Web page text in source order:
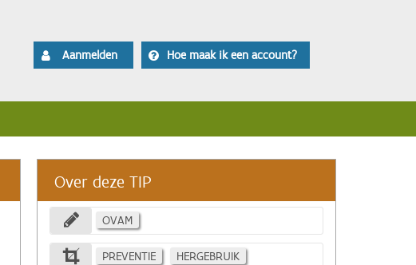
Aanmelden Hoe maak ik een account?
Over deze TIP
OVAM
PREVENTIE
HERGEBRUIK